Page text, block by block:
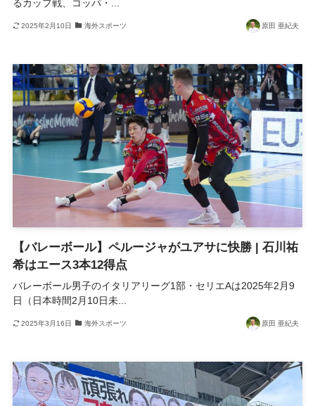
るカップ戦、コッパ・...
2025年2月10日 海外スポーツ 原田 亜紀夫
【バレーボール】ペルージャがユアサに快勝 | 石川祐
希はエース3本12得点
バレーボール男子のイタリアリーグ1部・セリエAは2025年2月9
日（日本時間2月10日未...
2025年3月16日 海外スポーツ 原田 亜紀夫